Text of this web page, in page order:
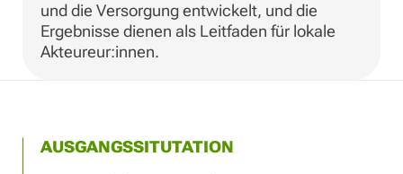
und die Versorgung entwickelt, und die
Ergebnisse dienen als Leitfaden für lokale
Akteureur:innen.
AUSGANGSSITUTATION